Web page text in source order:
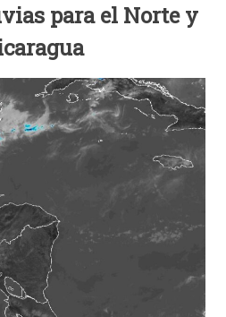
NOAA mantiene pronóstico de una temporada de huracanes por debajo de lo normal en el Atlántico
para el Norte y